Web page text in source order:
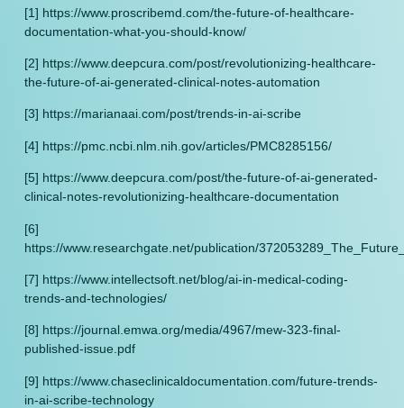
[1] https://www.proscribemd.com/the-future-of-healthcare-
documentation-what-you-should-know/
[2] https://www.deepcura.com/post/revolutionizing-healthcare-
the-future-of-ai-generated-clinical-notes-automation
[3] https://marianaai.com/post/trends-in-ai-scribe
[4] https://pmc.ncbi.nlm.nih.gov/articles/PMC8285156/
[5] https://www.deepcura.com/post/the-future-of-ai-generated-
clinical-notes-revolutionizing-healthcare-documentation
[6]
https://www.researchgate.net/publication/
[7] https://www.intellectsoft.net/blog/ai-in-medical-coding-
trends-and-technologies/
[8] https://journal.emwa.org/media/4967/mew-323-final-
published-issue.pdf
[9] https://www.chaseclinicaldocumentation.com/future-trends-
in-ai-scribe-technology